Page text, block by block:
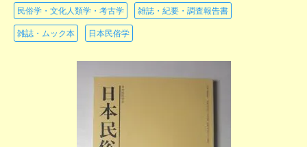
民俗学・文化人類学・考古学 雑誌・紀要・調査報告書
雑誌・ムック本 日本民俗学